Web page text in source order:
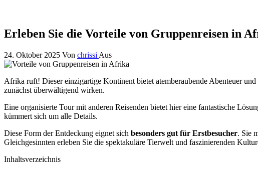
Erleben Sie die Vorteile von Gruppenreisen in
24. Oktober 2025 Von chrissi Aus
Afrika ruft! Dieser einzigartige Kontinent bietet atemberaubende Abenteuer
zunächst überwältigend wirken.
Eine organisierte Tour mit anderen Reisenden bietet hier eine fantastische
kümmert sich um alle Details.
Diese Form der Entdeckung eignet sich besonders gut für Erstbesucher. Sie
Gleichgesinnten erleben Sie die spektakuläre Tierwelt und faszinierenden
Inhaltsverzeichnis